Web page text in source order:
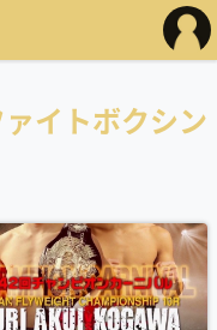
イトボクシン